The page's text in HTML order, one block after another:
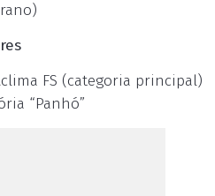
FS (categoria principal)
“Panhó”